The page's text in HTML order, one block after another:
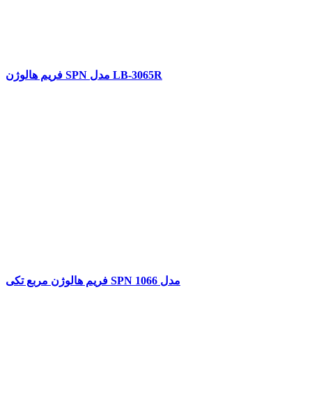
فریم هالوژن SPN مدل LB-3065R
فریم هالوژن مربع تکی SPN مدل 1066